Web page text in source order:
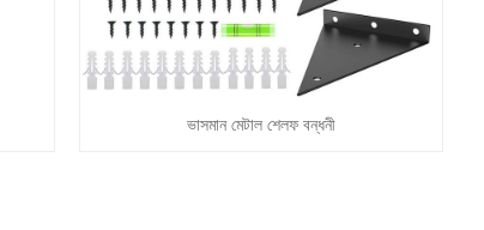
ভাসমান মেটাল শেলফ বন্ধনী